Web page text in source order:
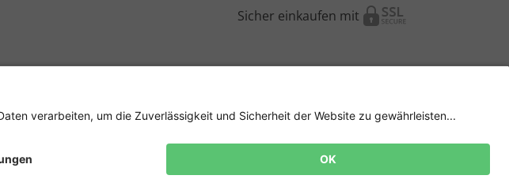
Sicher einkaufen mit